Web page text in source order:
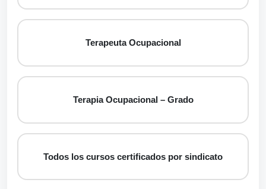
Terapeuta Ocupacional
Terapia Ocupacional – Grado
Todos los cursos certificados por sindicato